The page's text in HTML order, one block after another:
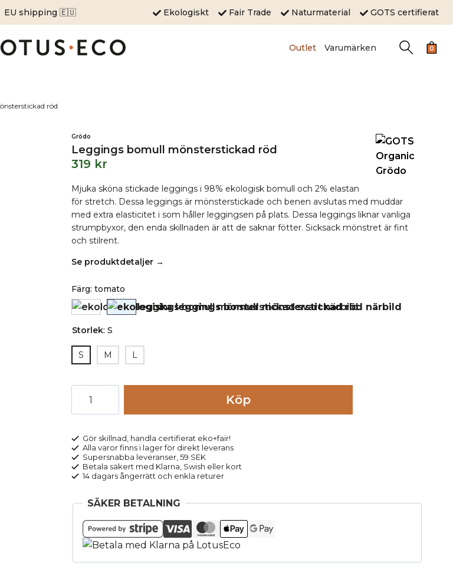
EU shipping 🇪🇺 Ekologiskt Fair Trade Naturmaterial GOTS certifierat
Outlet Varumärken 0
röd
Grödo
Leggings bomull mönsterstickad röd
319 kr
Mjuka sköna stickade leggings i 98% ekologisk bomull och 2% elastan
för stretch. Dessa leggings är mönsterstickade och benen avslutas med muddar
med extra elasticitet i som håller leggingsen på plats. Dessa leggings liknar vanliga
strumpbyxor, den enda skillnaden är att de saknar fötter. Sicksack mönstret är fint
och stilrent.
Se produktdetaljer →
Färg: tomato
Storlek: S
S M L
bomull
röd
mängd
Köp
Gör skillnad, handla certifierat eko+fair!
Alla varor finns i lager för direkt leverans
Supersnabba leveranser, 59 SEK
Betala säkert med Klarna, Swish eller kort
14 dagars ångerrätt och enkla returer
SÄKER BETALNING